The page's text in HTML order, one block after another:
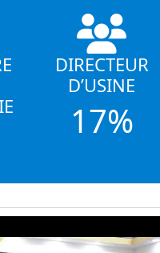
DIRECTEUR
D’USINE
17%